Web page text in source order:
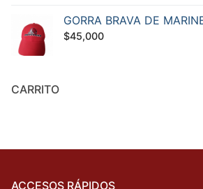
original actual
GORRA BRAVA DE
$45,000
CARRITO
ACCESOS RÁPIDOS